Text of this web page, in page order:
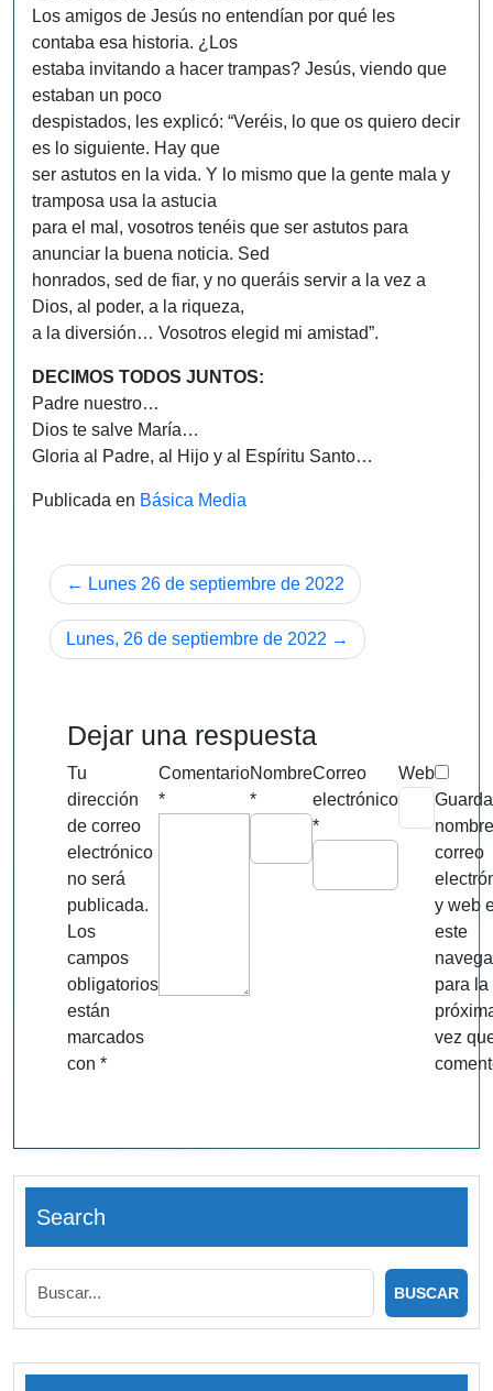
Los amigos de Jesús no entendían por qué les
contaba esa historia. ¿Los
estaba invitando a hacer trampas? Jesús, viendo que
estaban un poco
despistados, les explicó: “Veréis, lo que os quiero decir
es lo siguiente. Hay que
ser astutos en la vida. Y lo mismo que la gente mala y
tramposa usa la astucia
para el mal, vosotros tenéis que ser astutos para
anunciar la buena noticia. Sed
honrados, sed de fiar, y no queráis servir a la vez a
Dios, al poder, a la riqueza,
a la diversión… Vosotros elegid mi amistad”.
DECIMOS TODOS JUNTOS:
Padre nuestro…
Dios te salve María…
Gloria al Padre, al Hijo y al Espíritu Santo…
Publicada en Básica Media
Navegación
de
entradas
Lunes 26 de septiembre de 2022
Lunes, 26 de septiembre de 2022
Dejar una respuesta
Tu
dirección
de correo
electrónico
no será
publicada.
Los
campos
obligatorios
están
marcados
con *
Comentario
*
Nombre
*
Correo
electrónico
*
Web
correo
y web
este
para la
vez
Search